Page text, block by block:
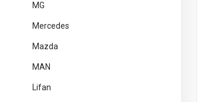
MG
Mercedes
Mazda
MAN
Lifan